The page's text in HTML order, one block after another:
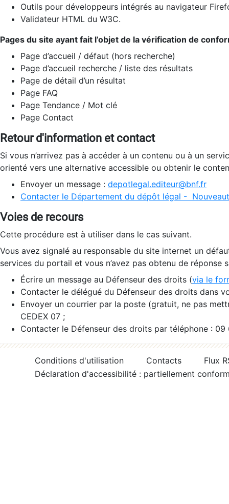
Outils pour développeurs intégrés au navigateur
Validateur HTML du W3C.
Pages du site ayant fait l’objet de la vérification de
Page d’accueil / défaut (hors recherche)
Page d’accueil recherche / liste des résultats
Page de détail d’un résultat
Page FAQ
Page Tendance / Mot clé
Page Contact
Retour d'information et contact
Si vous n’arrivez pas à accéder à un contenu ou à un
orienté vers une alternative accessible ou obtenir le
Envoyer un message : depotlegal.editeur@bnf.fr
Contacter le Département du dépôt légal -
Voies de recours
Cette procédure est à utiliser dans le cas suivant.
Vous avez signalé au responsable du site internet un
services du portail et vous n’avez pas obtenu de réponse
Écrire un message au Défenseur des droits (via le
Contacter le délégué du Défenseur des droits dans
Envoyer un courrier par la poste (gratuit, ne pas
CEDEX 07 ;
Contacter le Défenseur des droits par téléphone :
Conditions d'utilisation Contacts
Flux
Déclaration d'accessibilité : partiellement